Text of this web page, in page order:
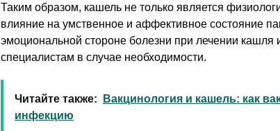
Таким образом, кашель не только является
влияние на умственное и аффективное состояние
эмоциональной стороне болезни при лечении
специалистам в случае необходимости.
Читайте также:
Вакцинология и кашель: как
инфекцию